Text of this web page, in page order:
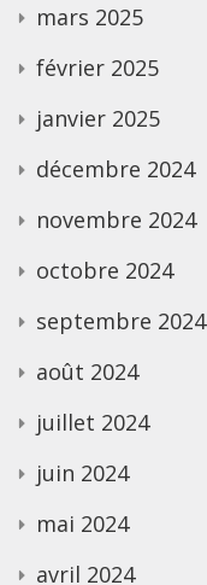
mars 2025
février 2025
janvier 2025
décembre 2024
novembre 2024
octobre 2024
septembre 2024
août 2024
juillet 2024
juin 2024
mai 2024
avril 2024